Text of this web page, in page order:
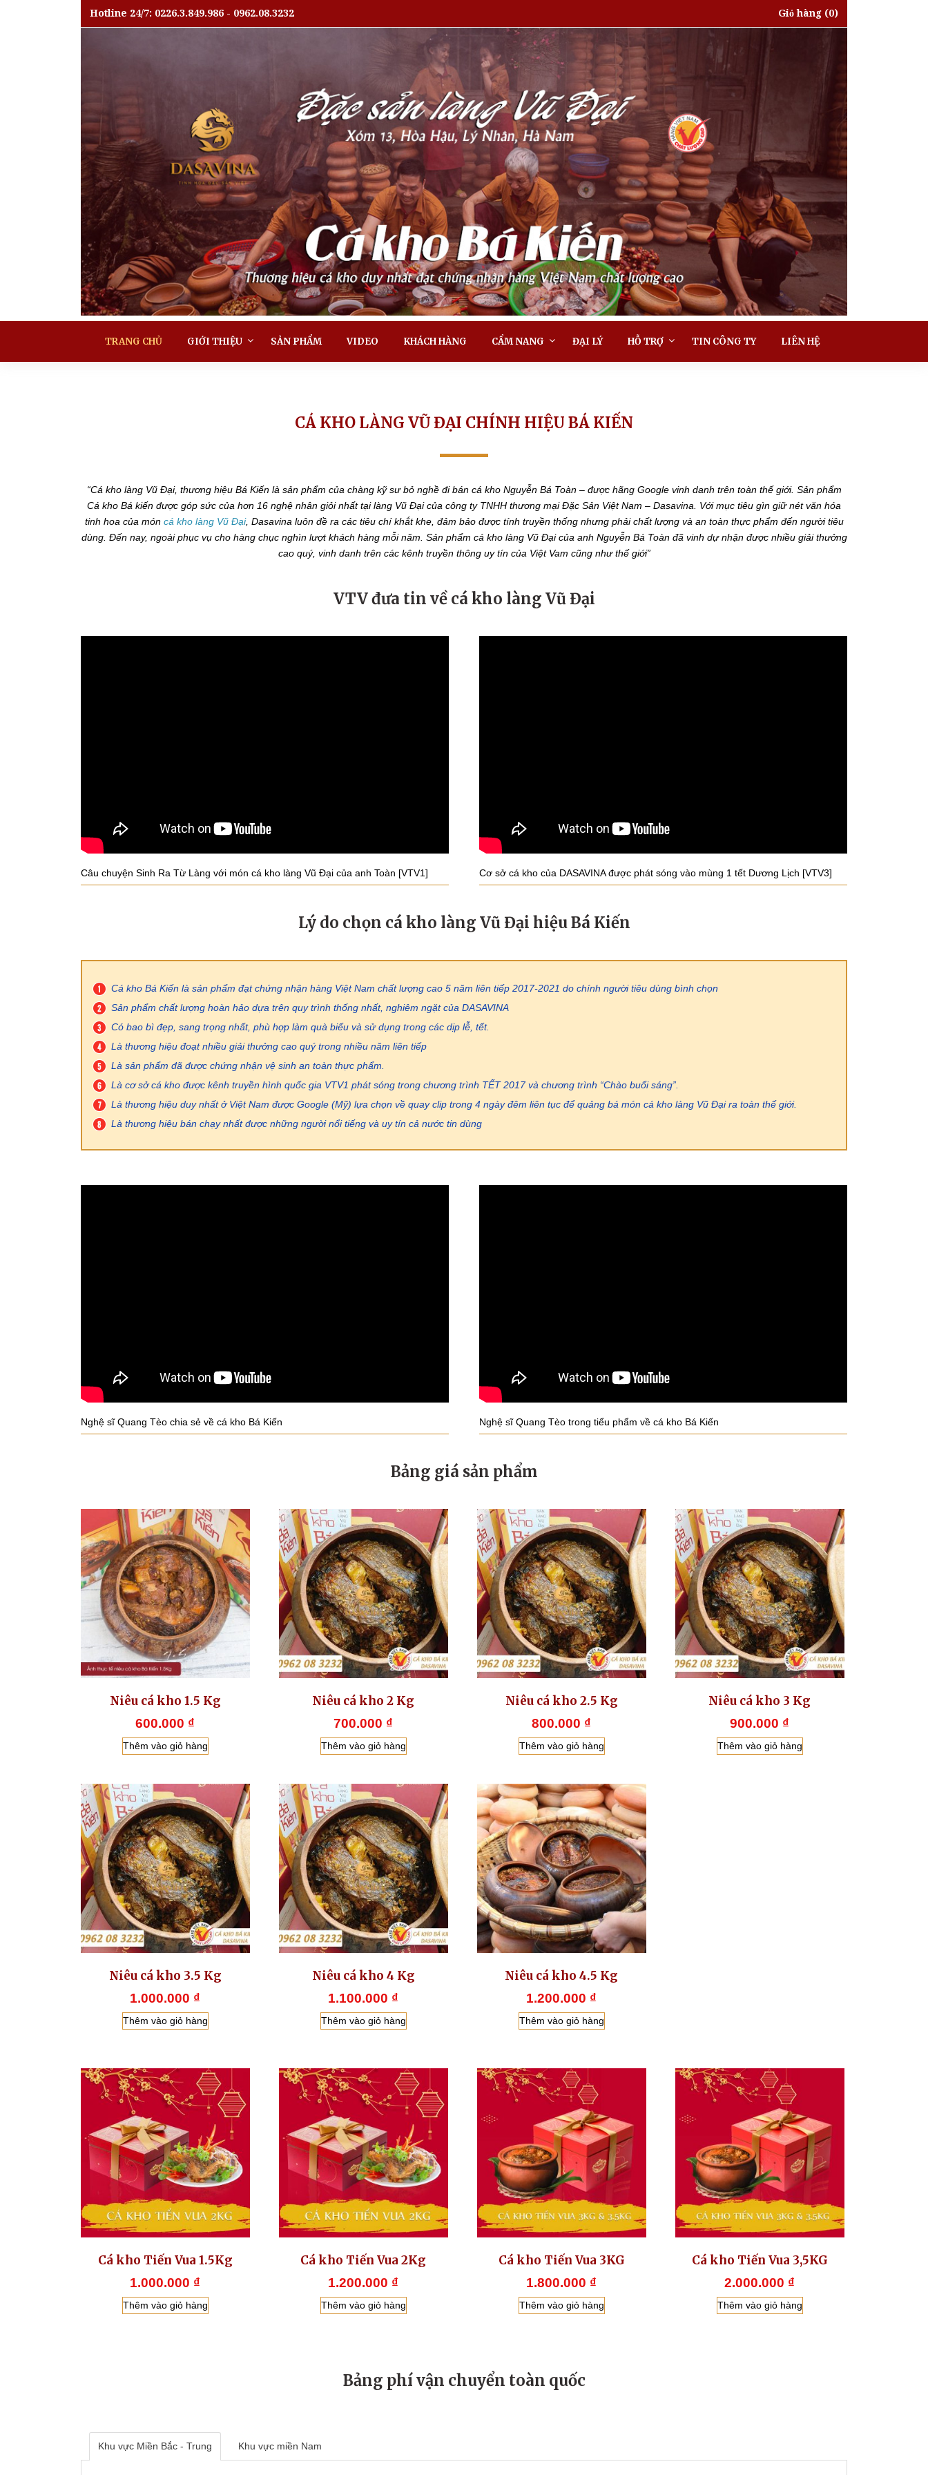
Hotline 24/7: 0226.3.849.986 - 0962.08.3232 Giỏ hàng (0)
TRANG CHỦ GIỚI THIỆU SẢN PHẨM VIDEO KHÁCH HÀNG CẨM NANG ĐẠI LÝ HỖ TRỢ TIN CÔNG TY LIÊN HỆ
CÁ KHO LÀNG VŨ ĐẠI CHÍNH HIỆU BÁ KIẾN
“Cá kho làng Vũ Đại, thương hiệu Bá Kiến là sản phẩm của chàng kỹ sư bỏ nghề đi bán cá kho Nguyễn Bá Toàn – được hãng Google vinh danh trên toàn thế giới. Sản phẩm
Cá kho Bá kiến được góp sức của hơn 16 nghệ nhân giỏi nhất tại làng Vũ Đại của công ty TNHH thương mại Đặc Sản Việt Nam – Dasavina. Với mục tiêu gìn giữ nét văn hóa
tinh hoa của món cá kho làng Vũ Đại, Dasavina luôn đề ra các tiêu chí khắt khe, đảm bảo được tính truyền thống nhưng phải chất lượng và an toàn thực phẩm đến người tiêu
dùng. Đến nay, ngoài phục vụ cho hàng chục nghìn lượt khách hàng mỗi năm. Sản phẩm cá kho làng Vũ Đại của anh Nguyễn Bá Toàn đã vinh dự nhận được nhiều giải thưởng
cao quý, vinh danh trên các kênh truyền thông uy tín của Việt Vam cũng như thế giới”
VTV đưa tin về cá kho làng Vũ Đại
Câu chuyện Sinh Ra Từ Làng với món cá kho làng Vũ Đại của anh Toàn [VTV1] Cơ sở cá kho của DASAVINA được phát sóng vào mùng 1 tết Dương Lịch [VTV3]
Lý do chọn cá kho làng Vũ Đại hiệu Bá Kiến
Cá kho Bá Kiến là sản phẩm đạt chứng nhận hàng Việt Nam chất lượng cao 5 năm liên tiếp 2017-2021 do chính người tiêu dùng bình chọn
Sản phẩm chất lượng hoàn hảo dựa trên quy trình thống nhất, nghiêm ngặt của DASAVINA
Có bao bì đẹp, sang trọng nhất, phù hợp làm quà biếu và sử dụng trong các dịp lễ, tết.
Là thương hiệu đoạt nhiều giải thưởng cao quý trong nhiều năm liên tiếp
Là sản phẩm đã được chứng nhận vệ sinh an toàn thực phẩm.
Là cơ sở cá kho được kênh truyền hình quốc gia VTV1 phát sóng trong chương trình TẾT 2017 và chương trình “Chào buổi sáng”.
Là thương hiệu duy nhất ở Việt Nam được Google (Mỹ) lựa chọn về quay clip trong 4 ngày đêm liên tục để quảng bá món cá kho làng Vũ Đại ra toàn thế giới.
Là thương hiệu bán chạy nhất được những người nổi tiếng và uy tín cả nước tin dùng
Nghệ sĩ Quang Tèo chia sẻ về cá kho Bá Kiến Nghệ sĩ Quang Tèo trong tiểu phẩm về cá kho Bá Kiến
Bảng giá sản phẩm
Niêu cá kho 1.5 Kg
600.000 ₫
Thêm vào giỏ hàng
Niêu cá kho 2 Kg
700.000 ₫
Thêm vào giỏ hàng
Niêu cá kho 2.5 Kg
800.000 ₫
Thêm vào giỏ hàng
Niêu cá kho 3 Kg
900.000 ₫
Thêm vào giỏ hàng
Niêu cá kho 3.5 Kg
1.000.000 ₫
Thêm vào giỏ hàng
Niêu cá kho 4 Kg
1.100.000 ₫
Thêm vào giỏ hàng
Niêu cá kho 4.5 Kg
1.200.000 ₫
Thêm vào giỏ hàng
Cá kho Tiến Vua 1.5Kg
1.000.000 ₫
Thêm vào giỏ hàng
Cá kho Tiến Vua 2Kg
1.200.000 ₫
Thêm vào giỏ hàng
Cá kho Tiến Vua 3KG
1.800.000 ₫
Thêm vào giỏ hàng
Cá kho Tiến Vua 3,5KG
2.000.000 ₫
Thêm vào giỏ hàng
Bảng phí vận chuyển toàn quốc
Khu vực Miền Bắc - Trung Khu vực miền Nam